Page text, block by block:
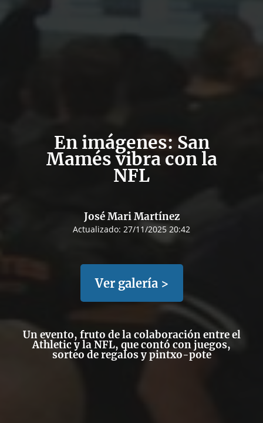
En imágenes: San
Mamés vibra con la
NFL
José Mari Martínez
Actualizado: 27/11/2025 20:42
Ver galería >
Un evento, fruto de la colaboración entre el
Athletic y la NFL, que contó con juegos,
sorteo de regalos y pintxo-pote